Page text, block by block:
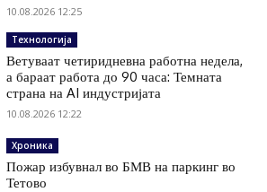
10.08.2026 12:25
Технологија
Ветуваат четиридневна работна недела,
а бараат работа до 90 часа: Темната
страна на AI индустријата
10.08.2026 12:22
Хроника
Пожар избувнал во БМВ на паркинг во
Тетово